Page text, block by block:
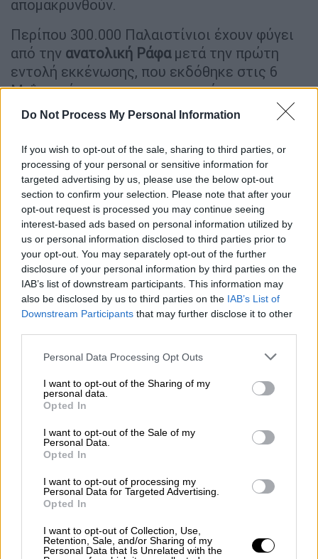
Do Not Process My Personal Information
If you wish to opt-out of the sale, sharing to third parties, or
processing of your personal or sensitive information for
targeted advertising by us, please use the below opt-out
section to confirm your selection. Please note that after your
opt-out request is processed you may continue seeing
interest-based ads based on personal information utilized by
us or personal information disclosed to third parties prior to
your opt-out. You may separately opt-out of the further
disclosure of your personal information by third parties on the
IAB’s list of downstream participants. This information may
also be disclosed by us to third parties on the IAB’s List of
Downstream Participants that may further disclose it to other
Please note that this website/app uses one or more Google
not limited to your visit or usage behaviour. You may click to
grant or deny consent to Google and its third-party tags to
use your data for below specified purposes in below Google
consent section.
Personal Data Processing Opt Outs
I want to opt-out of the Sharing of my
personal data.
Opted In
I want to opt-out of the Sale of my
Personal Data.
Opted In
I want to opt-out of processing my
Personal Data for Targeted Advertising.
Opted In
I want to opt-out of Collection, Use,
Retention, Sale, and/or Sharing of my
Personal Data that Is Unrelated with the
απομακρυνθούν.
Περίπου 300.000 Παλαιστίνιοι έχουν φύγει
από την ανατολική Ράφαμετά την πρώτη
εντολή εκκένωσης, που εκδόθηκε στις 6
Μαΐου, σύμφωνα με τον στρατό.
Αντίστοιχη εντολή χθες ανέφερε ότι οι
να εκκενωθούν «είναι θέατρο
τρομοκρατικών επιχειρήσεων της Χαμάς
Είμαστε χαμένοι. Τι πρέπει να κάνουμε; Πού
πρέπει να πάμε;», διερωτήθηκε η Γισάμ
Γιάσιν, δημοσιογράφος.
Ο Φαρίντ Αμπού Έιντα, που εγκατέλειψε την
πόλη της Γάζας για τη Ράφα, είναι
αναγκασμένος να αναζητήσει νέο καταφύγιο.
Δεν ξέρουμε πού να πάμε.Δεν υπάρχει πλέον
ασφαλές μέρος», καταγγέλλει.
video